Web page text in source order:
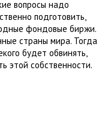
вопросы надо
подготовить,
фондовые биржи.
страны мира. Тогда
будет обвинять,
этой собственности.